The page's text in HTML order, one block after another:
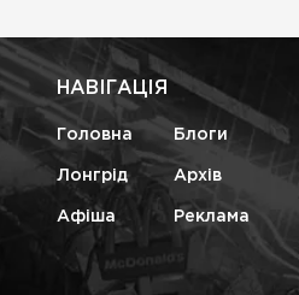
НАВІГАЦІЯ
Головна Блоги
Лонгрід Архів
Афіша Реклама